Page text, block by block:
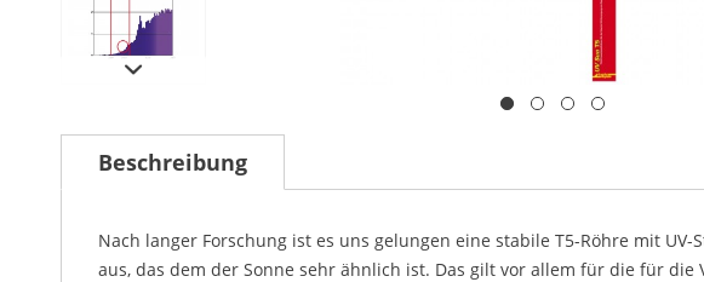
Beschreibung
Nach langer Forschung ist es uns gelungen eine stabile T5-Röhre mit
aus, das dem der Sonne sehr ähnlich ist. Das gilt vor allem für die für